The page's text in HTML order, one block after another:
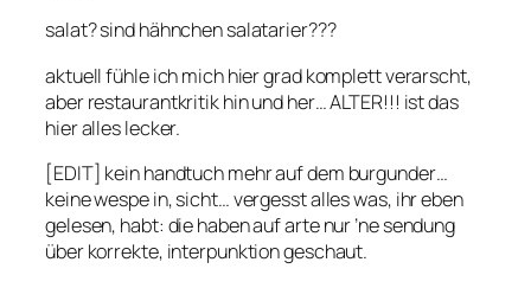
salat? sind hähnchen salatarier???
aktuell fühle ich mich hier grad komplett verarscht,
aber restaurantkritik hin und her… ALTER!!! ist das
hier alles lecker.
[EDIT] kein handtuch mehr auf dem burgunder…
keine wespe in, sicht… vergesst alles was, ihr eben
gelesen, habt: die haben auf arte nur ’ne sendung
über korrekte, interpunktion geschaut.